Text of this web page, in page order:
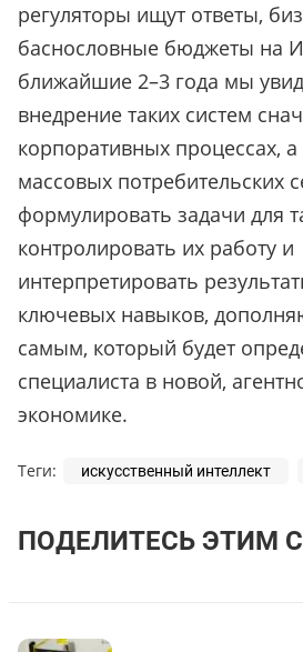
регуляторы ищут ответы,
баснословные бюджеты на
ближайшие 2–3 года мы
внедрение таких систем
корпоративных процессах,
массовых потребительских
формулировать задачи для
контролировать их работу и
интерпретировать
ключевых навыков,
самым, который будет
специалиста в новой,
экономике.
Теги: искусственный интеллект
ПОДЕЛИТЕСЬ ЭТИМ